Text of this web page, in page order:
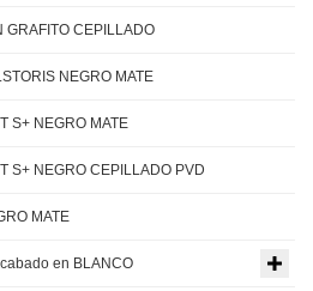
GRAFITO CEPILLADO
NEGRO MATE
S+ NEGRO MATE
S+ NEGRO CEPILLADO PVD
MATE
en BLANCO